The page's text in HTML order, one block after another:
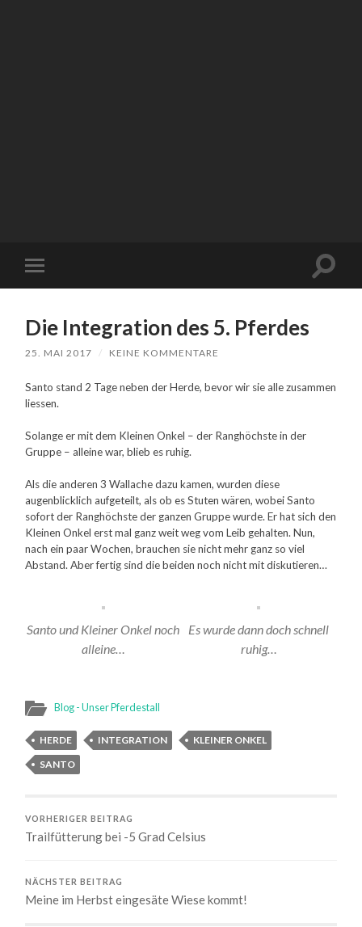
Mobile-
Menü
Die Integration des 5. Pferdes
25. MAI 2017 / KEINE KOMMENTARE
Santo stand 2 Tage neben der Herde, bevor wir sie alle zusammen
liessen.
Solange er mit dem Kleinen Onkel – der Ranghöchste in der
Gruppe – alleine war, blieb es ruhig.
Als die anderen 3 Wallache dazu kamen, wurden diese
augenblicklich aufgeteilt, als ob es Stuten wären, wobei Santo
sofort der Ranghöchste der ganzen Gruppe wurde. Er hat sich den
Kleinen Onkel erst mal ganz weit weg vom Leib gehalten. Nun,
nach ein paar Wochen, brauchen sie nicht mehr ganz so viel
Abstand. Aber fertig sind die beiden noch nicht mit diskutieren…
Santo und Kleiner Onkel noch
alleine…
Es wurde dann doch schnell
ruhig…
Blog - Unser Pferdestall
HERDE INTEGRATION
KLEINER ONKEL
SANTO
VORHERIGER BEITRAG
Trailfütterung bei -5 Grad Celsius
NÄCHSTER BEITRAG
Meine im Herbst eingesäte Wiese kommt!